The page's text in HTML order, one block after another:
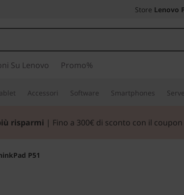
Store Lenovo
Su Lenovo Promo%
Accessori Software Smartphones
risparmi | Fino a 300€ di sconto con il coupon
P51